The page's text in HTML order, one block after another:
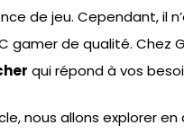
de jeu. Cependant, il
gamer de qualité. Chez
qui répond à vos
nous allons explorer